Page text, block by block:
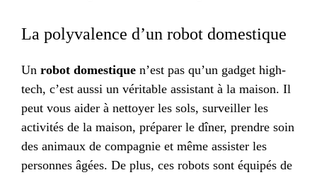
La polyvalence d’un robot domestique
Un robot domestique n’est pas qu’un gadget high-
tech, c’est aussi un véritable assistant à la maison. Il
peut vous aider à nettoyer les sols, surveiller les
activités de la maison, préparer le dîner, prendre soin
des animaux de compagnie et même assister les
personnes âgées. De plus, ces robots sont équipés de